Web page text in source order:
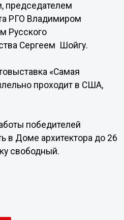
председателем
РГО Владимиром
Русского
Сергеем Шойгу.
«Самая
проходит в США,
победителей
в Доме архитектора до 26
свободный.